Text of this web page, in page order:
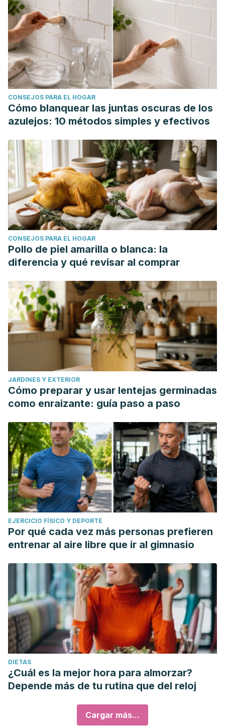
CONSEJOS PARA EL HOGAR
Cómo blanquear las juntas oscuras de los
azulejos: 10 métodos simples y efectivos
CONSEJOS PARA EL HOGAR
Pollo de piel amarilla o blanca: la
diferencia y qué revisar al comprar
JARDINES Y EXTERIOR
Cómo preparar y usar lentejas germinadas
como enraizante: guía paso a paso
EJERCICIO FÍSICO Y DEPORTE
Por qué cada vez más personas prefieren
entrenar al aire libre que ir al gimnasio
DIETAS
¿Cuál es la mejor hora para almorzar?
Depende más de tu rutina que del reloj
Cargar más...